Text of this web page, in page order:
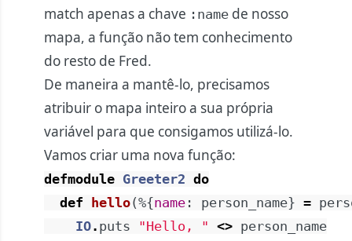
match apenas a chave :name de nosso
mapa, a função não tem conhecimento
do resto de Fred.
De maneira a mantê-lo, precisamos
atribuir o mapa inteiro a sua própria
variável para que consigamos utilizá-lo.
Vamos criar uma nova função:
defmodule Greeter2 do
def
hello(%{name : person_name} =
IO. puts "Hello, " <> person_name